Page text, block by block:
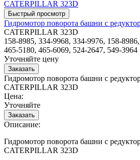
Гидромотор поворота башни с
CATERPILLAR 323D
158-8985, 334-9968, 334-9976, 158-
465-5180, 465-6069, 524-2647, 549-3964
Уточняйте цену
Гидромотор поворота башни с
CATERPILLAR 323D
Цена:
Уточняйте
Описание:
Гидромотор поворота башни с
CATERPILLAR 323D